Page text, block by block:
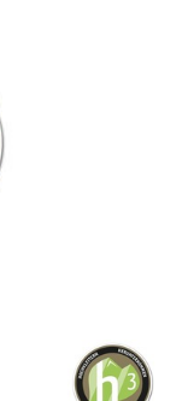
€4,857
still needed